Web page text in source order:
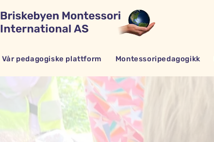
Vår pedagogiske plattform Montessoripedagogikk